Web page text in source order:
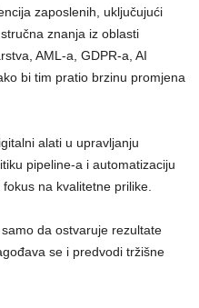
zaposlenih, uključujući
znanja iz oblasti
AML-a, GDPR-a, AI
bi tim pratio brzinu promjena
alati u upravljanju
pipeline-a i automatizaciju
na kvalitetne prilike.
da ostvaruje rezultate
se i predvodi tržišne